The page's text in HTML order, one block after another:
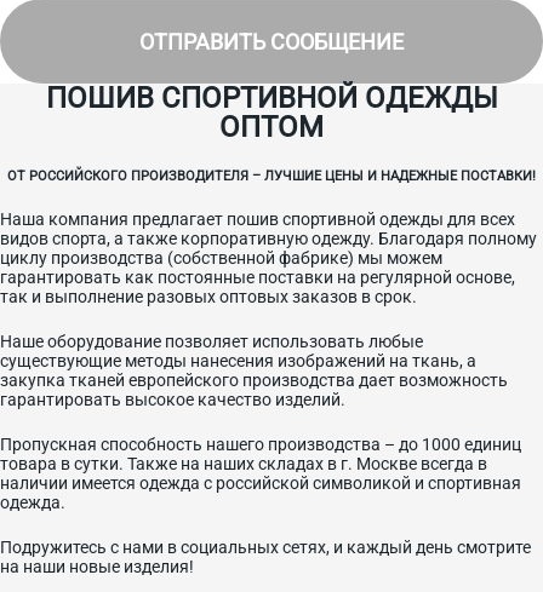
ОТПРАВИТЬ СООБЩЕНИЕ
ПОШИВ СПОРТИВНОЙ ОДЕЖДЫ
ОПТОМ
ОТ РОССИЙСКОГО ПРОИЗВОДИТЕЛЯ – ЛУЧШИЕ ЦЕНЫ И НАДЕЖНЫЕ ПОСТАВКИ!
Наша компания предлагает пошив спортивной одежды для всех
видов спорта, а также корпоративную одежду. Благодаря полному
циклу производства (собственной фабрике) мы можем
гарантировать как постоянные поставки на регулярной основе,
так и выполнение разовых оптовых заказов в срок.
Наше оборудование позволяет использовать любые
существующие методы нанесения изображений на ткань, а
закупка тканей европейского производства дает возможность
гарантировать высокое качество изделий.
Пропускная способность нашего производства – до 1000 единиц
товара в сутки. Также на наших складах в г. Москве всегда в
наличии имеется одежда с российской символикой и спортивная
одежда.
Подружитесь с нами в социальных сетях, и каждый день смотрите
на наши новые изделия!